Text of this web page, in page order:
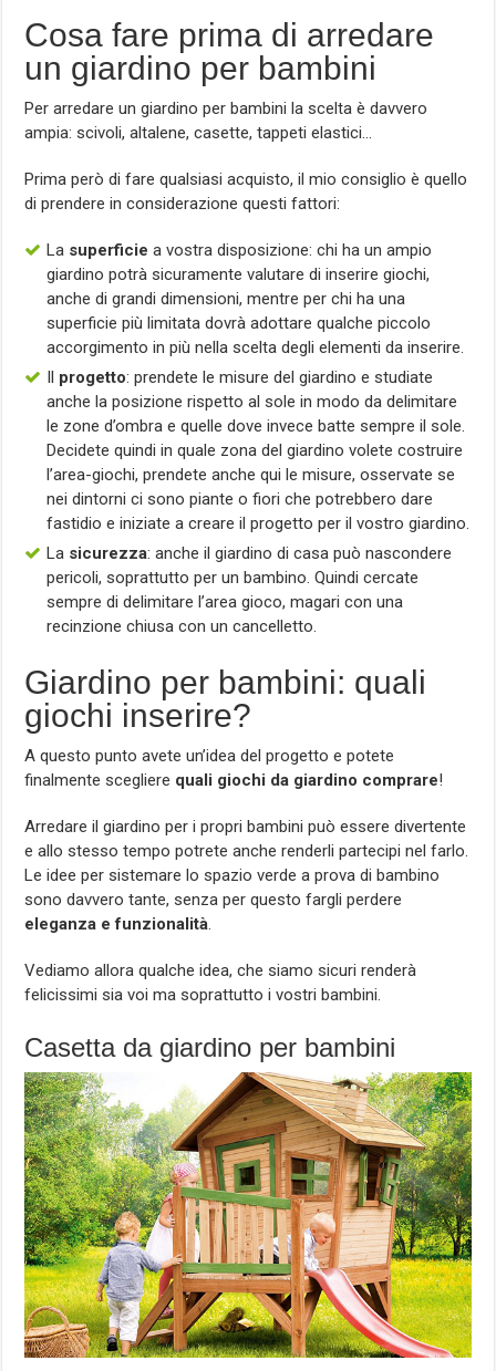
Cosa fare prima di arredare
un giardino per bambini
Per arredare un giardino per bambini la scelta è davvero
ampia: scivoli, altalene, casette, tappeti elastici…
Prima però di fare qualsiasi acquisto, il mio consiglio è quello
di prendere in considerazione questi fattori:
La superficie a vostra disposizione: chi ha un ampio
giardino potrà sicuramente valutare di inserire giochi,
anche di grandi dimensioni, mentre per chi ha una
superficie più limitata dovrà adottare qualche piccolo
accorgimento in più nella scelta degli elementi da inserire.
Il progetto: prendete le misure del giardino e studiate
anche la posizione rispetto al sole in modo da delimitare
le zone d’ombra e quelle dove invece batte sempre il sole.
Decidete quindi in quale zona del giardino volete costruire
l’area-giochi, prendete anche qui le misure, osservate se
nei dintorni ci sono piante o fiori che potrebbero dare
fastidio e iniziate a creare il progetto per il vostro giardino.
La sicurezza: anche il giardino di casa può nascondere
pericoli, soprattutto per un bambino. Quindi cercate
sempre di delimitare l’area gioco, magari con una
recinzione chiusa con un cancelletto.
Giardino per bambini: quali
giochi inserire?
A questo punto avete un’idea del progetto e potete
finalmente scegliere quali giochi da giardino comprare!
Arredare il giardino per i propri bambini può essere divertente
e allo stesso tempo potrete anche renderli partecipi nel farlo.
Le idee per sistemare lo spazio verde a prova di bambino
sono davvero tante, senza per questo fargli perdere
eleganza e funzionalità.
Vediamo allora qualche idea, che siamo sicuri renderà
felicissimi sia voi ma soprattutto i vostri bambini.
Casetta da giardino per bambini